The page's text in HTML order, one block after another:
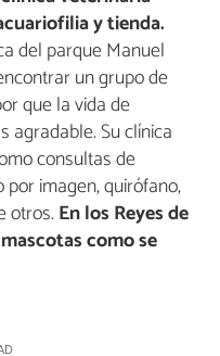
y tienda.
del parque Manuel
un grupo de
que la vida de
agradable. Su clínica
consultas de
imagen, quirófano,
otros. En los Reyes de
como se